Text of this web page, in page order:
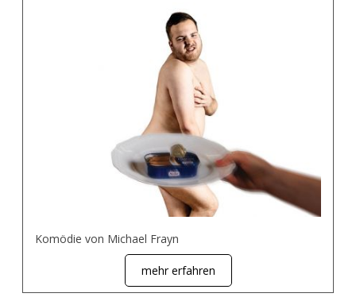
Komödie von Michael Frayn
mehr erfahren